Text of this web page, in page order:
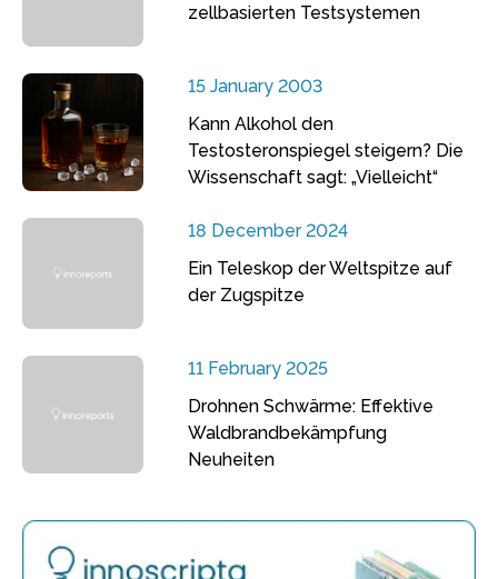
zellbasierten Testsystemen
15 January 2003
Kann Alkohol den
Testosteronspiegel steigern? Die
Wissenschaft sagt: „Vielleicht“
18 December 2024
Ein Teleskop der Weltspitze auf
der Zugspitze
11 February 2025
Drohnen Schwärme: Effektive
Waldbrandbekämpfung
Neuheiten